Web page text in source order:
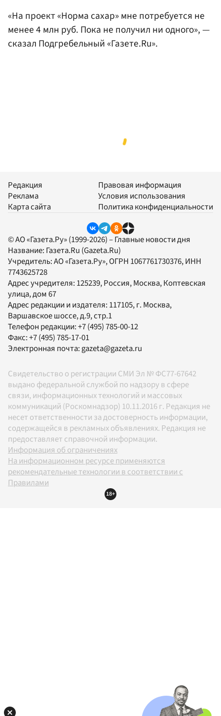
«На проект «Норма сахар» мне потребуется не
менее 4 млн руб. Пока не получил ни одного», —
сказал Подгребельный «Газете.Ru».
Редакция
Реклама
Карта сайта
Правовая информация
Условия использования
Политика конфиденциальности
© АО «Газета.Ру» (1999-2026) – Главные новости дня
Название: Газета.Ru (Gazeta.Ru)
Учредитель:АО «Газета.Ру», ОГРН 1067761730376, ИНН
7743625728
Адрес учредителя: 125239, Россия, Москва, Коптевская
улица, дом 67
Адрес редакции и издателя: 117105, г. Москва,
Варшавское шоссе, д.9, стр.1
Телефон редакции:+7 (495) 785-00-12
Факс:+7 (495) 785-17-01
Электронная почта:gazeta@gazeta.ru
Свидетельство о регистрации СМИ Эл № ФС77-67642
выдано федеральной службой по надзору в сфере
связи, информационных технологий и массовых
коммуникаций (Роскомнадзор) 10.11.2016 г. Редакция не
несет ответственности за достоверность информации,
содержащейся в рекламных объявлениях. Редакция не
предоставляет справочной информации.
Информация об ограничениях
На информационном ресурсе применяются
рекомендательные технологии в соответствии с
Правилами
18+